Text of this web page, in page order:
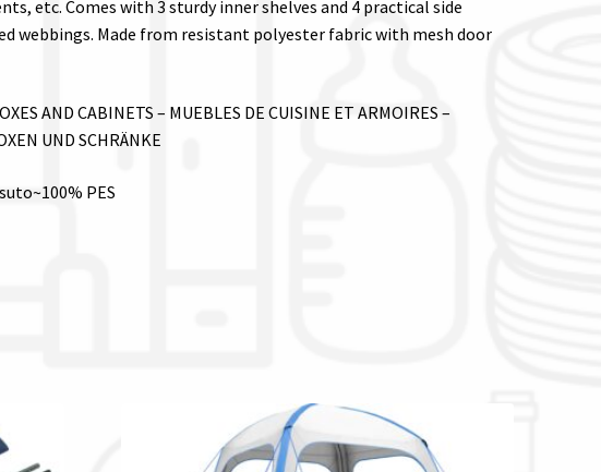
etc. Comes with 3 sturdy inner shelves and 4 practical side
webbings. Made from resistant polyester fabric with mesh door
AND CABINETS – MUEBLES DE CUISINE ET ARMOIRES –
UND SCHRÄNKE
PES